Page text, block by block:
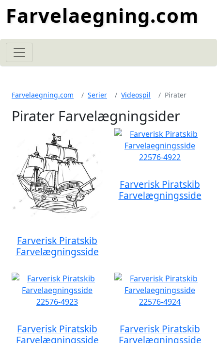
Farvelaegning.com
Farvelaegning.com Serier Videospil Pirater
Pirater Farvelægningsider
Farverisk Piratskib
Farvelægningsside
Farverisk Piratskib
Farvelægningsside
Farverisk Piratskib
Farvelægningsside
Farverisk Piratskib
Farvelægningsside